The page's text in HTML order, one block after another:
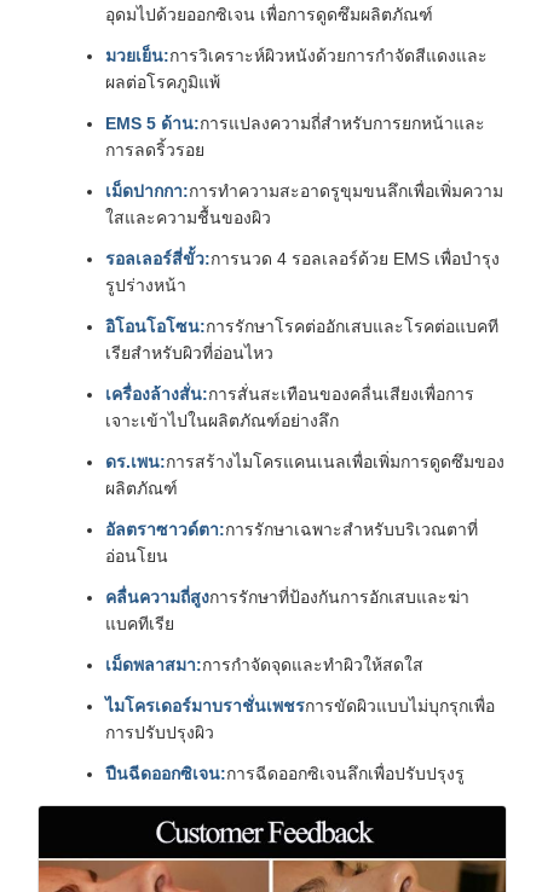
อุดมไปด้วยออกซิเจน เพื่อการดูดซึมผลิตภัณฑ์
มวยเย็น:การวิเคราะห์ผิวหนังด้วยการกําจัดสีแดงและ
ผลต่อโรคภูมิแพ้
EMS 5 ด้าน:การแปลงความถี่สําหรับการยกหน้าและ
การลดริ้วรอย
เม็ดปากกา:การทําความสะอาดรูขุมขนลึกเพื่อเพิ่มความ
ใสและความชื้นของผิว
รอลเลอร์สี่ขั้ว:การนวด 4 รอลเลอร์ด้วย EMS เพื่อบํารุง
รูปร่างหน้า
อิโอนโอโซน:การรักษาโรคต่ออักเสบและโรคต่อแบคที
เรียสําหรับผิวที่อ่อนไหว
เครื่องล้างสั่น:การสั่นสะเทือนของคลื่นเสียงเพื่อการ
เจาะเข้าไปในผลิตภัณฑ์อย่างลึก
ดร.เพน:การสร้างไมโครแคนเนลเพื่อเพิ่มการดูดซึมของ
ผลิตภัณฑ์
อัลตราซาวด์ตา:การรักษาเฉพาะสําหรับบริเวณตาที่
อ่อนโยน
คลื่นความถี่สูงการรักษาที่ป้องกันการอักเสบและฆ่า
แบคทีเรีย
เม็ดพลาสมา:การกําจัดจุดและทําผิวให้สดใส
ไมโครเดอร์มาบราชั่นเพชรการขัดผิวแบบไม่บุกรุกเพื่อ
การปรับปรุงผิว
ปืนฉีดออกซิเจน:การฉีดออกซิเจนลึกเพื่อปรับปรุงรู